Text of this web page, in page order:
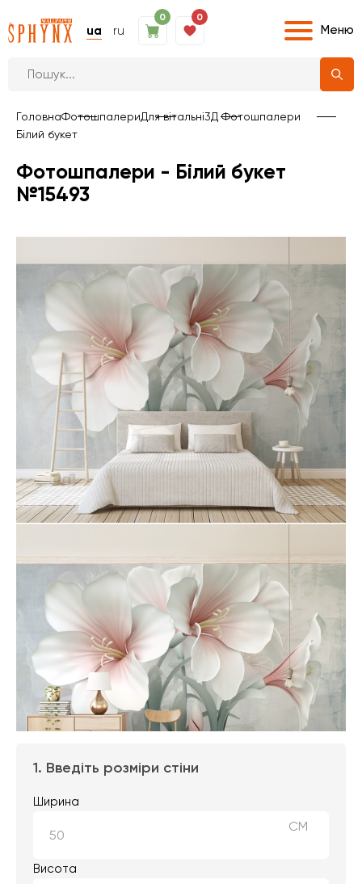
ua ru
0 0
Меню
ГоловнаФотошпалериДля вітальні3Д Фотошпалери
Білий букет
Фотошпалери - Білий букет
№15493
1. Введіть розміри стіни
Ширина
СМ
Висота